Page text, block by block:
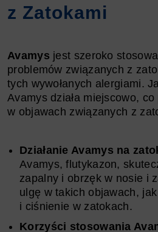
z Zatokami
Avamys jest szeroko
problemów związanych z
tych wywołanych alergiami.
Avamys działa miejscowo,
w objawach związanych z
Działanie Avamys na
Avamys, flutykazon,
zapalny i obrzęk w nosie i
ulgę w takich objawach,
i ciśnienie w zatokach.
Korzyści stosowania